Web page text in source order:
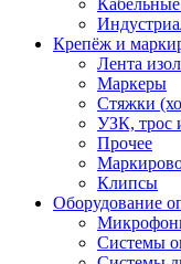
Крепёж и
Лента
Маркеры
Стяжки
УЗК, трос
Прочее
Клипсы
Оборудование
Системы